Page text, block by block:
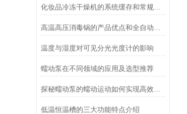
化妆品冷冻干燥机的系统缓存和常规冻干方法的优点
温度与湿度对可见分光光度计的影响
蠕动泵在不同领域的应用及选型推荐
低温恒温槽的三大功能特点介绍